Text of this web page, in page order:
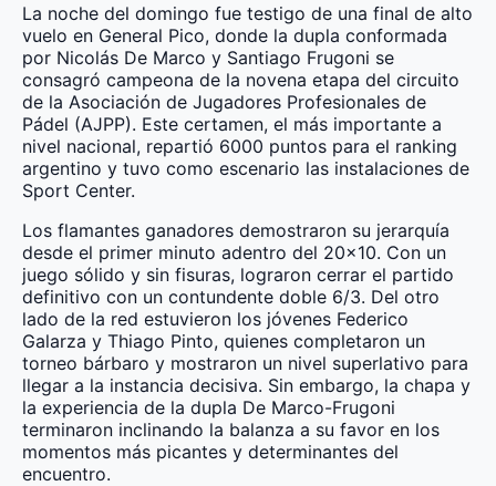
La noche del domingo fue testigo de una final de alto
vuelo en General Pico, donde la dupla conformada
por Nicolás De Marco y Santiago Frugoni se
consagró campeona de la novena etapa del circuito
de la Asociación de Jugadores Profesionales de
Pádel (AJPP). Este certamen, el más importante a
nivel nacional, repartió 6000 puntos para el ranking
argentino y tuvo como escenario las instalaciones de
Sport Center.
Los flamantes ganadores demostraron su jerarquía
desde el primer minuto adentro del 20×10. Con un
juego sólido y sin fisuras, lograron cerrar el partido
definitivo con un contundente doble 6/3. Del otro
lado de la red estuvieron los jóvenes Federico
Galarza y Thiago Pinto, quienes completaron un
torneo bárbaro y mostraron un nivel superlativo para
llegar a la instancia decisiva. Sin embargo, la chapa y
la experiencia de la dupla De Marco-Frugoni
terminaron inclinando la balanza a su favor en los
momentos más picantes y determinantes del
encuentro.